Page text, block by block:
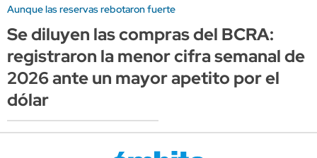
Aunque las reservas rebotaron fuerte
Se diluyen las compras del BCRA:
registraron la menor cifra semanal de
2026 ante un mayor apetito por el
dólar